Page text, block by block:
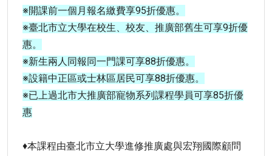
※開課前一個月報名繳費享95折優惠。
※臺北市立大學在校生、校友、推廣部舊生可享9折優
惠。
※新生兩人同報同一門課可享88折優惠。
※設籍中正區或士林區居民可享88折優惠。
※已上過北市大推廣部寵物系列課程學員可享85折優
惠
♦本課程由臺北市立大學進修推廣處與宏翔國際顧問